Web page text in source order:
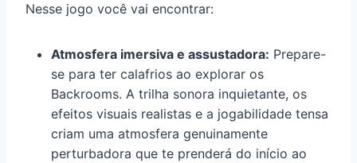
Nesse jogo você vai encontrar:
Atmosfera imersiva e assustadora: Prepare-
se para ter calafrios ao explorar os
Backrooms. A trilha sonora inquietante, os
efeitos visuais realistas e a jogabilidade tensa
criam uma atmosfera genuinamente
perturbadora que te prenderá do início ao